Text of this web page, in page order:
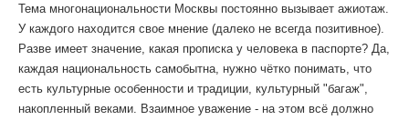
Тема многонациональности Москвы постоянно вызывает ажиотаж.
У каждого находится свое мнение (далеко не всегда позитивное).
Разве имеет значение, какая прописка у человека в паспорте? Да,
каждая национальность самобытна, нужно чётко понимать, что
есть культурные особенности и традиции, культурный "багаж",
накопленный веками. Взаимное уважение - на этом всё должно